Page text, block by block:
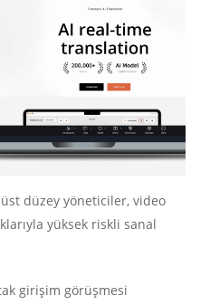
düzey yöneticiler, video
yüksek riskli sanal
girişim görüşmesi